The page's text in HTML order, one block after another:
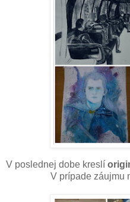
V poslednej dobe kreslí
V prípade záujmu